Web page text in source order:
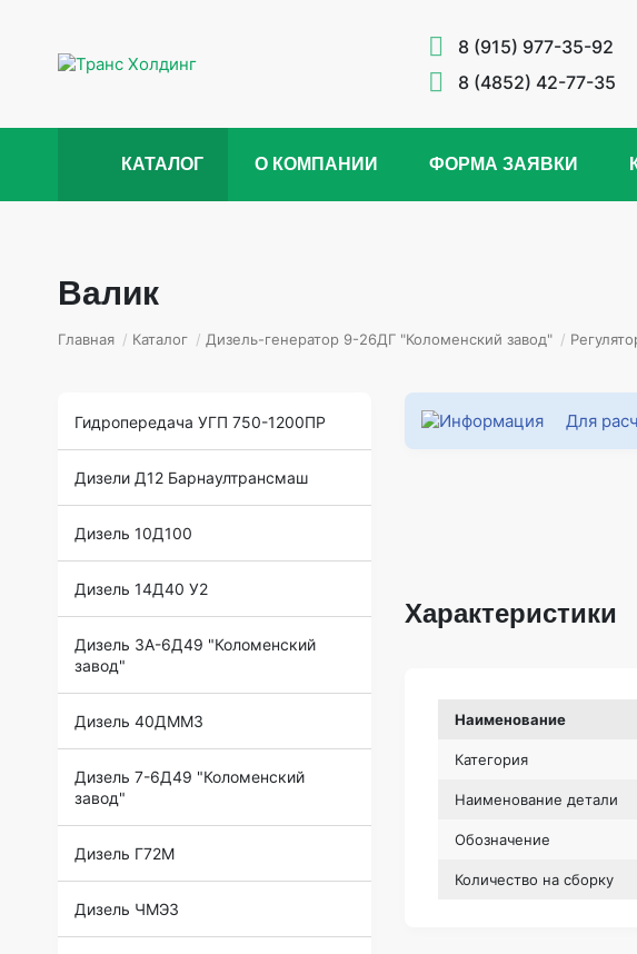
8 (915) 977-35-92
8 (4852) 42-77-35
КАТАЛОГ О КОМПАНИИ ФОРМА ЗАЯВКИ
Валик
Главная / Каталог / Дизель-генератор 9-26ДГ "Коломенский завод" /
Гидропередача УГП 750-1200ПР
Дизели Д12 Барнаултрансмаш
Дизель 10Д100
Дизель 14Д40 У2
Дизель 3А-6Д49 "Коломенский
завод"
Дизель 40ДММЗ
Дизель 7-6Д49 "Коломенский
завод"
Дизель Г72М
Дизель ЧМЭ3
Для
Характеристики
Наименование
Категория
Наименование детали
Обозначение
Количество на сборку